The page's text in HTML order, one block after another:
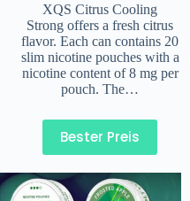
XQS Citrus Cooling
Strong offers a fresh citrus
flavor. Each can contains 20
slim nicotine pouches with a
nicotine content of 8 mg per
pouch. The…
Bester Preis